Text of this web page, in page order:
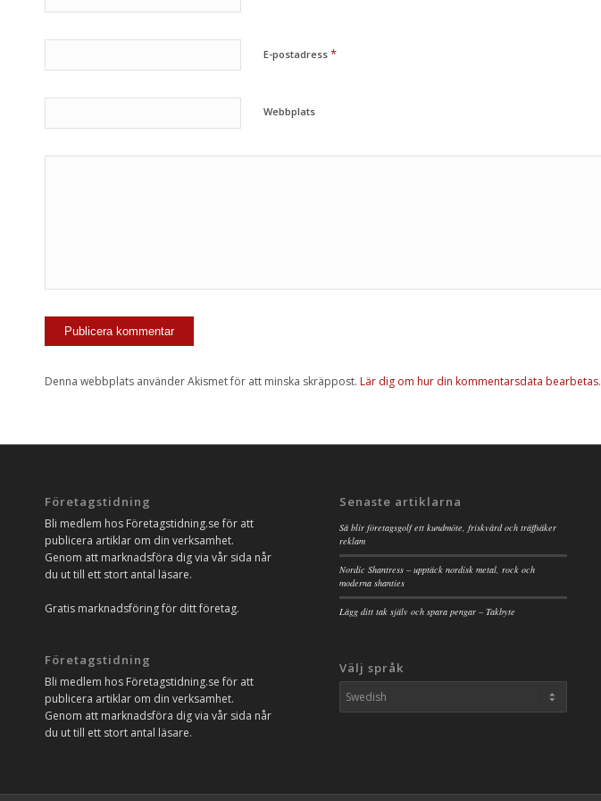
E-postadress *
Webbplats
Denna webbplats använder Akismet för att minska skräppost. Lär dig om hur din kommentarsdata bearbetas.
Företagstidning
Bli medlem hos Företagstidning.se för att
publicera artiklar om din verksamhet.
Genom att marknadsföra dig via vår sida når
du ut till ett stort antal läsare.
Gratis marknadsföring för ditt företag.
Företagstidning
Bli medlem hos Företagstidning.se för att
publicera artiklar om din verksamhet.
Genom att marknadsföra dig via vår sida når
du ut till ett stort antal läsare.
Senaste artiklarna
Så blir företagsgolf ett kundmöte, friskvård och träffsäker
reklam
Nordic Shantress – upptäck nordisk metal, rock och
moderna shanties
Lägg ditt tak själv och spara pengar – Takbyte
Välj språk